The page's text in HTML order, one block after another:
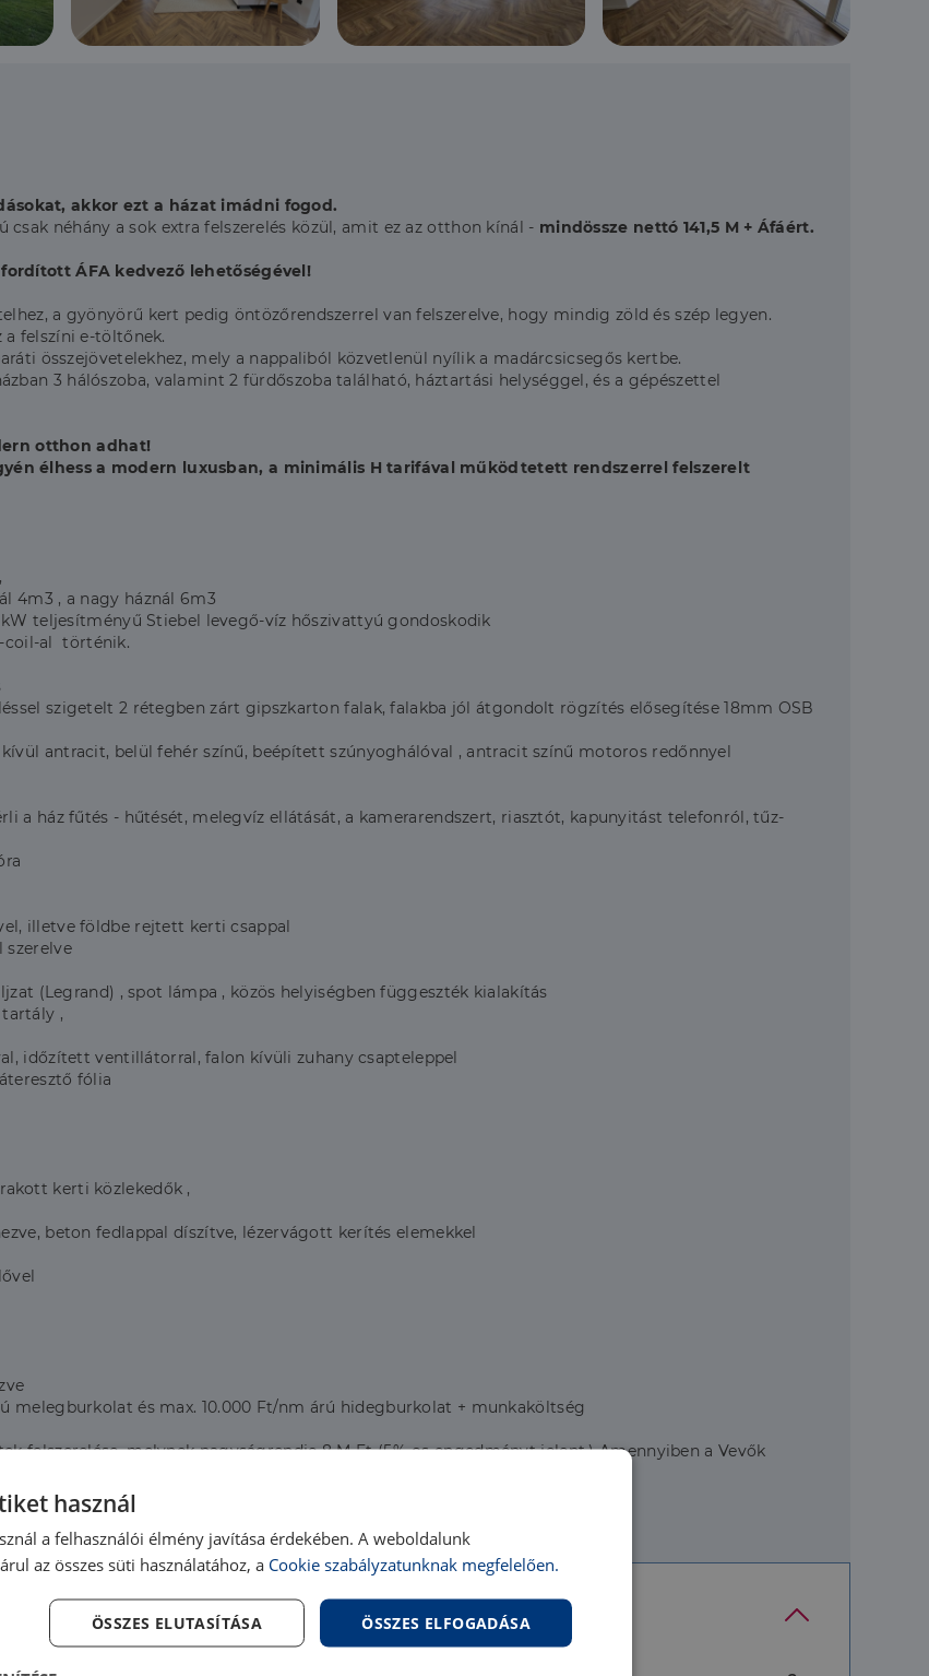
akkor ezt a házat imádni fogod.
néhány a sok extra felszerelés közül, amit ez az otthon kínál - mindössze nettó 141,5 M + Áfáért.
ÁFA kedvező lehetőségével!
a gyönyörű kert pedig öntözőrendszerrel van felszerelve, hogy mindig zöld és szép legyen.
felszíni e-töltőnek.
összejövetelekhez, mely a nappaliból közvetlenül nyílik a madárcsicsegős kertbe.
3 hálószoba, valamint 2 fürdőszoba található, háztartási helységgel, és a gépészettel
otthon adhat!
élhess a modern luxusban, a minimális H tarifával működtetett rendszerrel felszerelt
4m3 , a nagy háznál 6m3
teljesítményű Stiebel levegő-víz hőszivattyú gondoskodik
coil-al történik.
szigetelt 2 rétegben zárt gipszkarton falak, falakba jól átgondolt rögzítés elősegítése 18mm OSB
antracit, belül fehér színű, beépített szúnyoghálóval , antracit színű motoros redőnnyel
a ház fűtés - hűtését, melegvíz ellátását, a kamerarendszert, riasztót, kapunyitást telefonról, tűz-
illetve földbe rejtett kerti csappal
szerelve
(Legrand) , spot lámpa , közös helyiségben függeszték kialakítás
,
időzített ventillátorral, falon kívüli zuhany csapteleppel
fólia
kerti közlekedők ,
beton fedlappal díszítve, lézervágott kerítés elemekkel
és max. 10.000 Ft/nm árú hidegburkolat + munkaköltség
felszerelése, melynek nagyságrendje 8 M Ft (5%-os engedményt jelent.) Amennyiben a Vevők
akkor annak különbsége a Vevőt terheli.
használ
a felhasználói élmény javítása érdekében. A weboldalunk
az összes süti használatához, a Cookie szabályzatunknak megfelelően.
ÖSSZES ELFOGADÁSA
ÖSSZES ELUTASÍTÁSA